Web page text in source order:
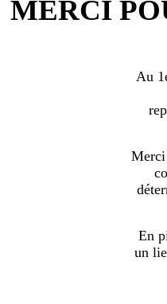
MERCI
Au
Merci
En
un